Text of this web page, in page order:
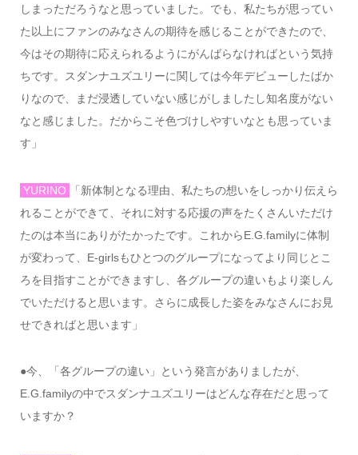
しまっただろうなと思っていました。でも、私たちが思ってい
た以上にファンのみなさんの期待を感じることができたので、
今はその期待に応えられるようにがんばらなければという気持
ちです。スダンナユズユリーに関しては今年デビューしたばか
りなので、まだ浸透していない感じがしましたし知名度がない
なと感じました。だからこそ色づけしやすいなとも思っていま
す」
YURINO
「新体制となる理由、私たちの想いをしっかり伝えら
れることができて、それに対する応援の声をたくさんいただけ
たのは本当にありがたかったです。これからE.G.familyに体制
が変わって、 E-girlsもひとつのグループになってより同じとこ
ろを目指すことができますし、各グループの違いもより楽しん
でいただけると思います。さらに成長した姿をみなさんにお見
せできればと思います」
●今、「各グループの違い」という発言がありましたが、
E.G.familyの中でスダンナユズユリーはどんな存在だと思って
いますか？